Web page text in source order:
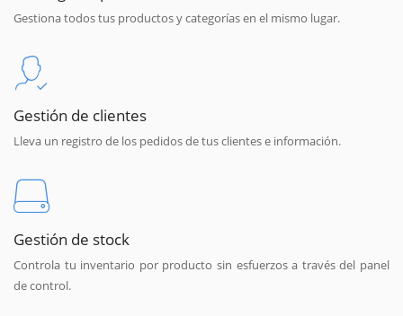
Gestiona todos tus productos y categorías en el mismo lugar.
Gestión de clientes
Lleva un registro de los pedidos de tus clientes e información.
Gestión de stock
Controla tu inventario por producto sin esfuerzos a través del panel
de control.